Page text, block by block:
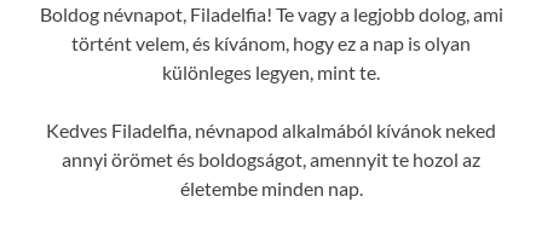
Boldog névnapot, Filadelfia! Te vagy a legjobb dolog, ami
történt velem, és kívánom, hogy ez a nap is olyan
különleges legyen, mint te.
Kedves Filadelfia, névnapod alkalmából kívánok neked
annyi örömet és boldogságot, amennyit te hozol az
életembe minden nap.